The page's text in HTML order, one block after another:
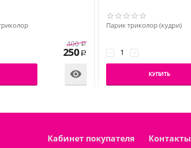
400 Р
250 Р

Парик триколор (кудри)
+
−
КУПИТЬ
Кабинет покупателя Контакты